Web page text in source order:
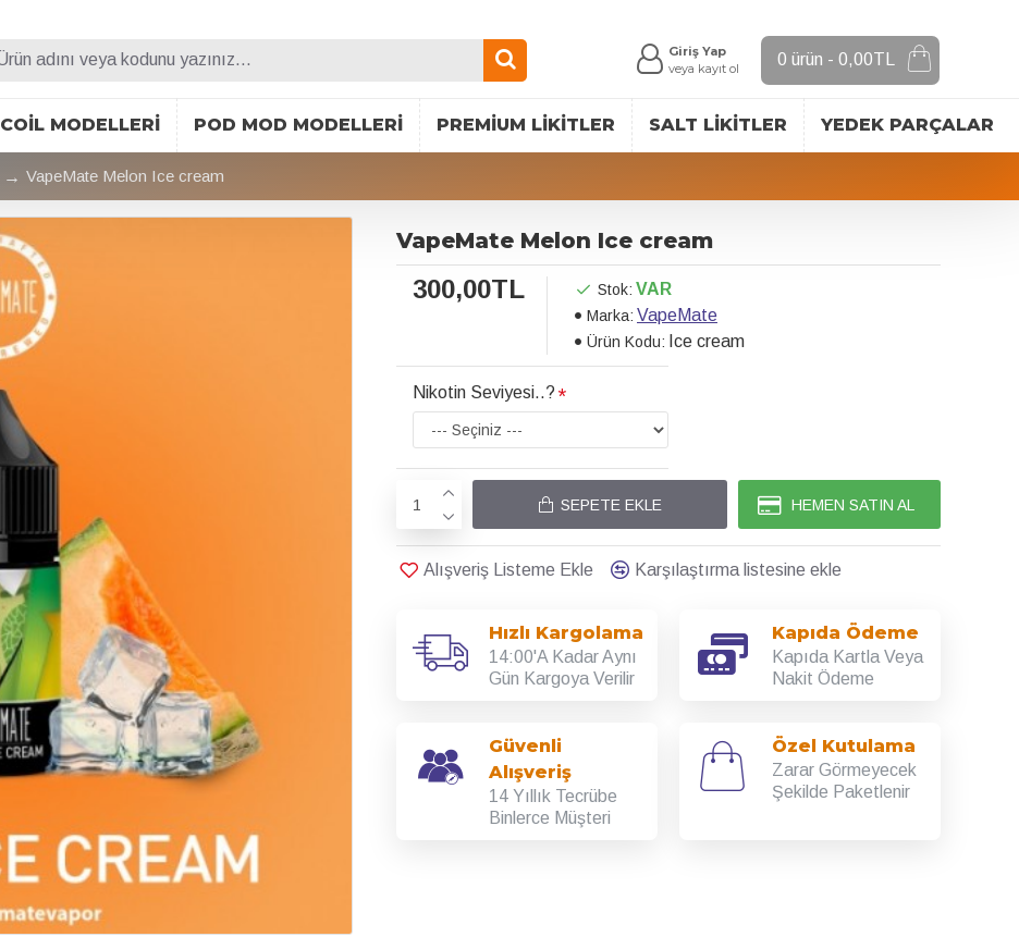
Giriş Yap
veya kayıt ol
0 ürün - 0,00TL
COIL MODELLERI POD MOD MODELLERI PREMIUM LIKITLER SALT LIKITLER YEDEK PARÇALAR
VapeMate Melon Ice cream
VapeMate Melon Ice cream
300,00TL Stok: VAR
Marka: VapeMate
Ürün Kodu: Ice cream
Nikotin Seviyesi..?
SEPETE EKLE HEMEN SATIN AL
Alışveriş Listeme Ekle Karşılaştırma listesine ekle
Hızlı Kargolama
14:00'A Kadar Aynı
Gün Kargoya Verilir
Kapıda Ödeme
Kapıda Kartla Veya
Nakit Ödeme
Güvenli
Alışveriş
14 Yıllık Tecrübe
Binlerce Müşteri
Özel Kutulama
Zarar Görmeyecek
Şekilde Paketlenir